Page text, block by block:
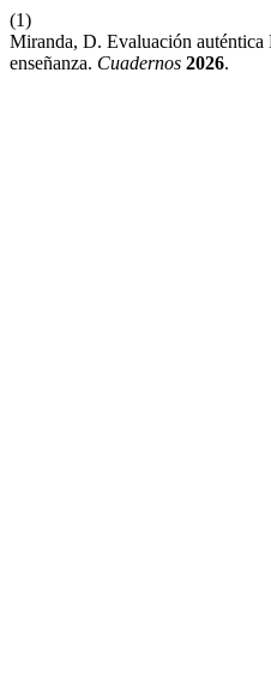
(1)
Miranda, D. Evaluación
enseñanza. Cuadernos 2026.